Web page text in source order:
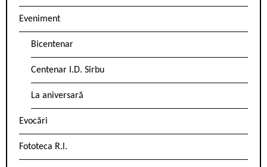
Eveniment
Bicentenar
Centenar I.D. Sîrbu
La aniversară
Evocări
Fototeca R.l.